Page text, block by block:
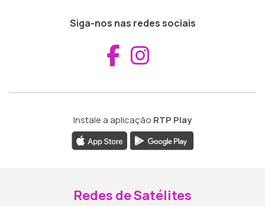
Siga-nos nas redes sociais
Aceder ao
Instale a aplicação RTP Play
Redes de Satélites